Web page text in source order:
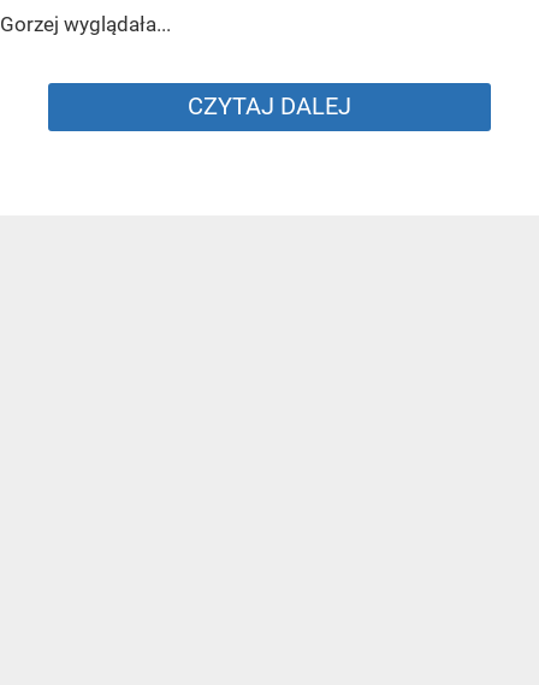
Gorzej wyglądała...
CZYTAJ DALEJ